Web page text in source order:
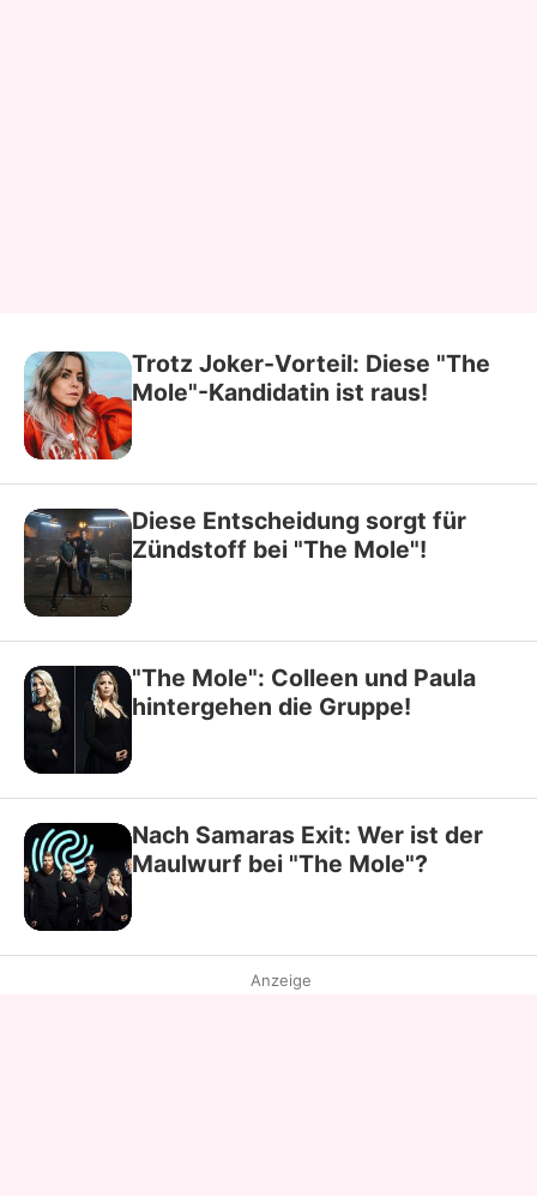
Trotz Joker-Vorteil: Diese "The
Mole"-Kandidatin ist raus!
Diese Entscheidung sorgt für
Zündstoff bei "The Mole"!
"The Mole": Colleen und Paula
hintergehen die Gruppe!
Nach Samaras Exit: Wer ist der
Maulwurf bei "The Mole"?
Anzeige